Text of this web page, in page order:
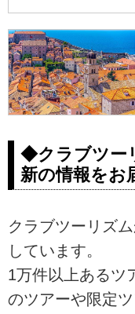
◆クラブツー
新の情報を
クラブツーリズ
しています。
1万件以上あるツ
のツアーや限定